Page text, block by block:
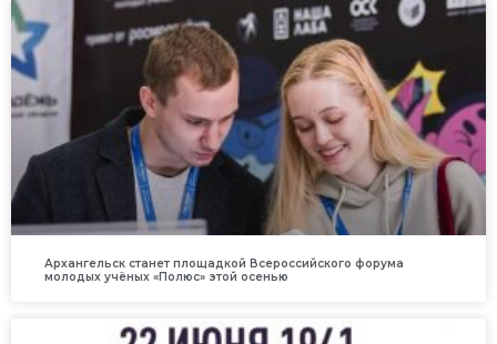
Архангельск станет площадкой Всероссийского форума
молодых учёных «Полюс» этой осенью